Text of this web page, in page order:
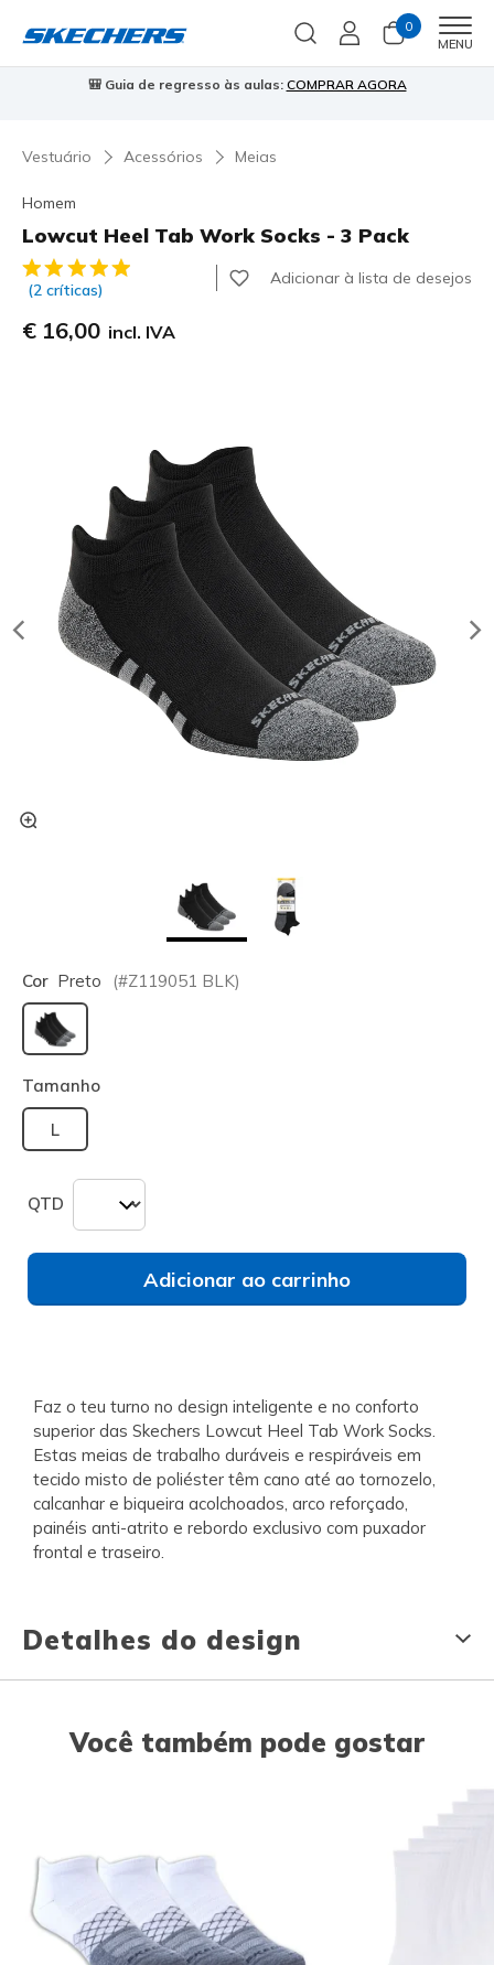
0
MENU
🎒 Guia de regresso às aulas: COMPRAR AGORA
Vestuário Acessórios Meias
Homem
Lowcut Heel Tab Work Socks - 3 Pack
3$5 de 5 – Classificação do cliente
(2 críticas)
Adicionar à lista de desejos
€ 16,00 incl. IVA
Cor Preto (#Z119051 BLK)
selecionado
Tamanho
L
QTD
Adicionar ao carrinho
Faz o teu turno no design inteligente e no conforto
superior das Skechers Lowcut Heel Tab Work Socks.
Estas meias de trabalho duráveis e respiráveis em
tecido misto de poliéster têm cano até ao tornozelo,
calcanhar e biqueira acolchoados, arco reforçado,
painéis anti-atrito e rebordo exclusivo com puxador
frontal e traseiro.
Detalhes do design
Você também pode gostar